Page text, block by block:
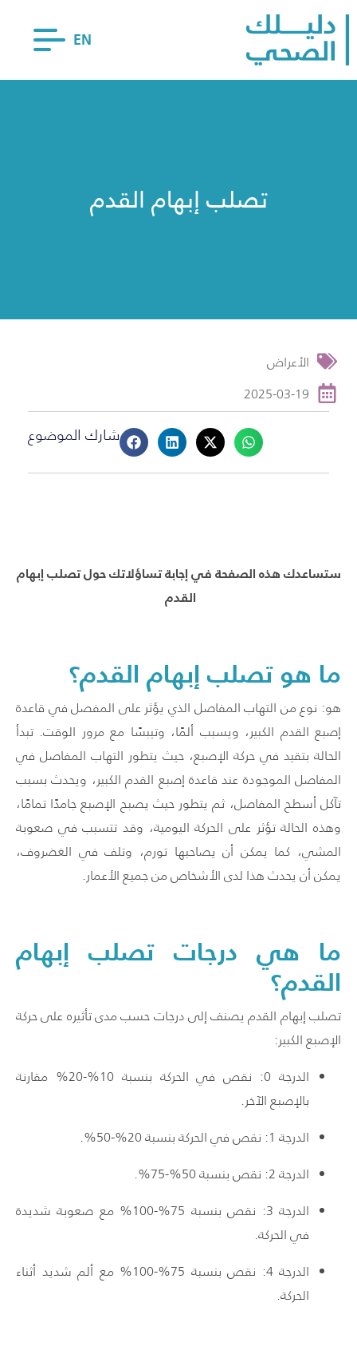
EN
تصلب إبهام القدم
الأعراض
2025-03-19
شارك الموضوع
ستساعدك هذه الصفحة في إجابة تساؤلاتك حول تصلب إبهام
القدم
ما هو تصلب إبهام القدم؟
هو: نوع من التهاب المفاصل الذي يؤثر على المفصل في قاعدة
إصبع القدم الكبير، ويسبب ألمًا، وتيبسًا مع مرور الوقت. تبدأ
الحالة بتقيد في حركة الإصبع، حيث يتطور التهاب المفاصل في
المفاصل الموجودة عند قاعدة إصبع القدم الكبير، ويحدث بسبب
تآكل أسطح المفاصل، ثم يتطور حيث يصبح الإصبع جامدًا تمامًا،
وهذه الحالة تؤثر على الحركة اليومية، وقد تتسبب في صعوبة
المشي، كما يمكن أن يصاحبها تورم، وتلف في الغضروف،
يمكن أن يحدث هذا لدى الأشخاص من جميع الأعمار.
ما هي درجات تصلب إبهام
القدم؟
تصلب إبهام القدم يصنف إلى درجات حسب مدى تأثيره على حركة
الإصبع الكبير:
الدرجة 0: نقص في الحركة بنسبة 10%-20% مقارنة
بالإصبع الآخر.
الدرجة 1: نقص في الحركة بنسبة 20%-50%.
الدرجة 2: نقص بنسبة 50%-75%.
الدرجة 3: نقص بنسبة 75%-100% مع صعوبة شديدة
في الحركة.
الدرجة 4: نقص بنسبة 75%-100% مع ألم شديد أثناء
الحركة.